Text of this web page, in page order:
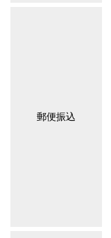
郵便振込